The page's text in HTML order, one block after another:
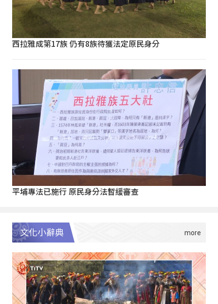
西拉雅成第17族 仍有8族待獲法定原民身分
平埔專法已施行 原民身分法暫緩審查
文化小辭典